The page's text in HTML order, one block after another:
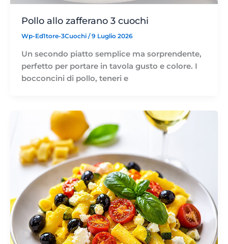
Pollo allo zafferano 3 cuochi
Wp-Ed1tore-3Cuochi /9 Luglio 2026
Un secondo piatto semplice ma sorprendente,
perfetto per portare in tavola gusto e colore. I
bocconcini di pollo, teneri e